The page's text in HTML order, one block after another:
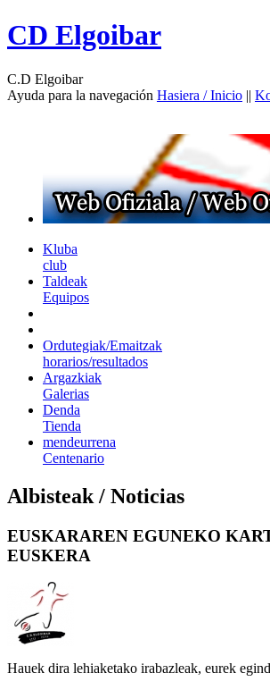
CD Elgoibar
C.D Elgoibar
Ayuda para la navegación Hasiera / Inicio ||
Kluba
club
Taldeak
Equipos
Ordutegiak/Emaitzak
horarios/resultados
Argazkiak
Galerias
Denda
Tienda
mendeurrena
Centenario
Albisteak / Noticias
EUSKARAREN EGUNEKO
EUSKERA
Hauek dira lehiaketako irabazleak, eurek